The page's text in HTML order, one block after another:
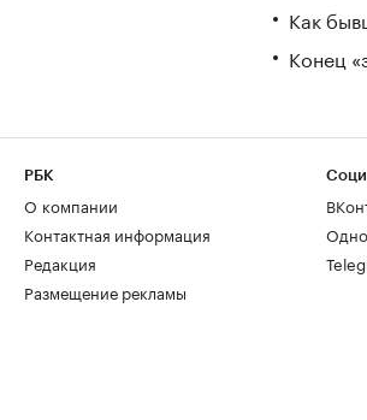
Как
Конец
РБК
О компании
Контактная информация
Редакция
Размещение рекламы